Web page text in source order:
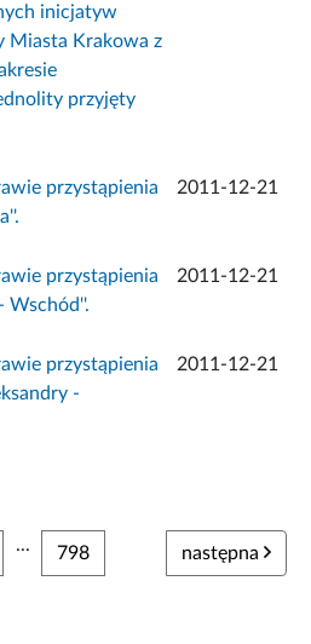
inicjatyw
Miasta Krakowa z
przyjęty
przystąpienia
2011-12-21
przystąpienia
Wschód''.
2011-12-21
przystąpienia
-
2011-12-21
... 798 następna